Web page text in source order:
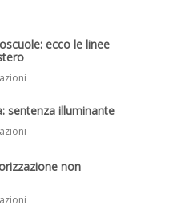
ecco le linee
sentenza illuminante
non